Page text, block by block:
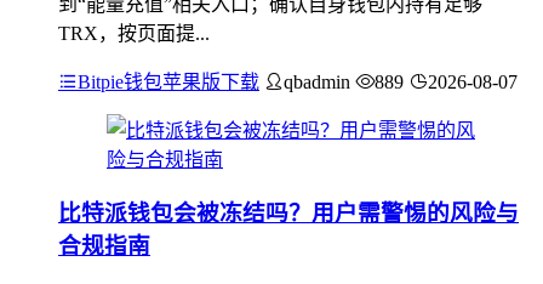
TRX，按页面提...
Bitpie钱包苹果版下载 qbadmin 889 2026-08-07
比特派钱包会被冻结吗？用户需警惕的风险与
合规指南